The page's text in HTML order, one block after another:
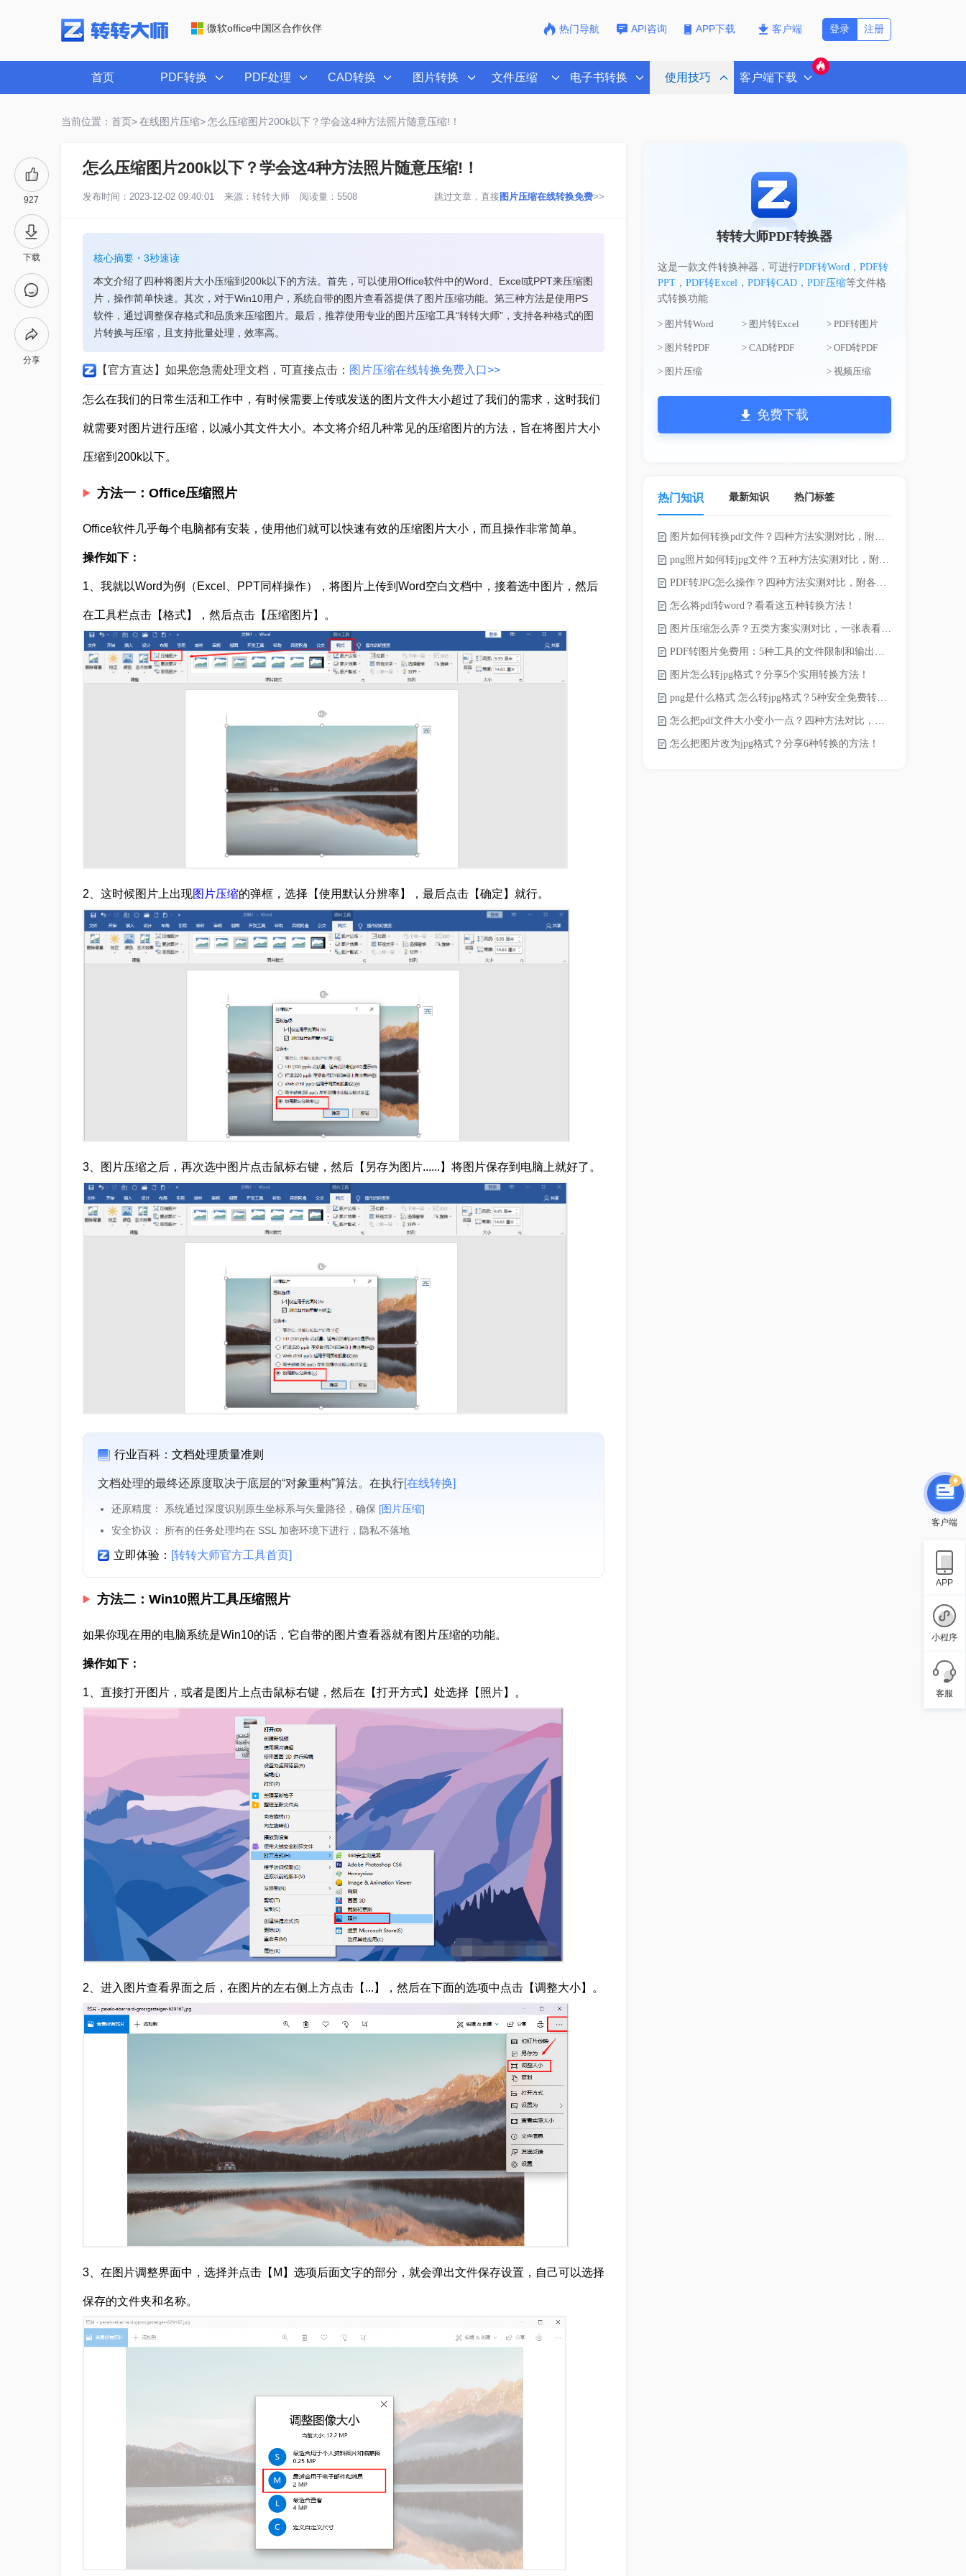
微软office中国区合作伙伴 热门导航 API咨询 APP下载 客户端 注册
登录
首页 PDF转换 PDF处理 CAD转换 图片转换 文件压缩 电子书转换 使用技巧 客户端下载
当前位置：首页> 在线图片压缩> 怎么压缩图片200k以下？学会这4种方法照片随意压缩!！
927
下载
分享
怎么压缩图片200k以下？学会这4种方法照片随意压缩!！
发布时间：2023-12-02 09:40:01 来源： 转转大师 阅读量：5508 跳过文章，直接图片压缩在线转换免费>>
核心摘要・3秒速读
本文介绍了四种将图片大小压缩到200k以下的方法。首先，可以使用Office软件中的Word、Excel或PPT来压缩图
片，操作简单快速。其次，对于Win10用户，系统自带的图片查看器提供了图片压缩功能。第三种方法是使用PS
软件，通过调整保存格式和品质来压缩图片。最后，推荐使用专业的图片压缩工具“转转大师”，支持各种格式的图
片转换与压缩，且支持批量处理，效率高。
【官方直达】如果您急需处理文档，可直接点击： 图片压缩在线转换免费入口>>
怎么在我们的日常生活和工作中，有时候需要上传或发送的图片文件大小超过了我们的需求，这时我们
就需要对图片进行压缩，以减小其文件大小。本文将介绍几种常见的压缩图片的方法，旨在将图片大小
压缩到200k以下。
方法一：Office压缩照片
Office软件几乎每个电脑都有安装，使用他们就可以快速有效的压缩图片大小，而且操作非常简单。
操作如下：
1、我就以Word为例（Excel、PPT同样操作），将图片上传到Word空白文档中，接着选中图片，然后
在工具栏点击【格式】，然后点击【压缩图片】。
2、这时候图片上出现图片压缩的弹框，选择【使用默认分辨率】，最后点击【确定】就行。
3、图片压缩之后，再次选中图片点击鼠标右键，然后【另存为图片......】将图片保存到电脑上就好了。
行业百科：文档处理质量准则
文档处理的最终还原度取决于底层的“对象重构”算法。在执行[在线转换]
还原精度： 系统通过深度识别原生坐标系与矢量路径，确保 [图片压缩]
安全协议： 所有的任务处理均在 SSL 加密环境下进行，隐私不落地
立即体验： [转转大师官方工具首页]
方法二：Win10照片工具压缩照片
如果你现在用的电脑系统是Win10的话，它自带的图片查看器就有图片压缩的功能。
操作如下：
1、直接打开图片，或者是图片上点击鼠标右键，然后在【打开方式】处选择【照片】。
2、进入图片查看界面之后，在图片的左右侧上方点击【...】，然后在下面的选项中点击【调整大小】。
3、在图片调整界面中，选择并点击【M】选项后面文字的部分，就会弹出文件保存设置，自己可以选择
保存的文件夹和名称。
转转大师PDF转换器
这是一款文件转换神器，可进行PDF转Word， PDF转
PPT， PDF转Excel， PDF转CAD， PDF压缩等文件格
式转换功能
> 图片转Word > 图片转Excel > PDF转图片
> 图片转PDF > CAD转PDF > OFD转PDF
> 图片压缩 > 视频压缩
免费下载
热门知识 最新知识 热门标签
图片如何转换pdf文件？四种方法实测对比，附各场景最优选！
png照片如何转jpg文件？五种方法实测对比，附各场景最优选!！
PDF转JPG怎么操作？四种方法实测对比，附各场景最优选！
怎么将pdf转word？看看这五种转换方法！
图片压缩怎么弄？五类方案实测对比，一张表看懂怎么选！
PDF转图片免费用：5种工具的文件限制和输出质量对比！
图片怎么转jpg格式？分享5个实用转换方法！
png是什么格式 怎么转jpg格式？5种安全免费转换方法全解析！
怎么把pdf文件大小变小一点？四种方法对比，一看就懂！
怎么把图片改为jpg格式？分享6种转换的方法！
客户端
APP
小程序
客服